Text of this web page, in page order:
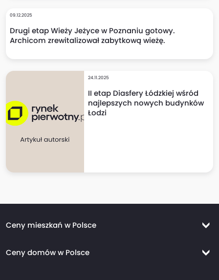
09.12.2025
Drugi etap Wieży Jeżyce w Poznaniu gotowy.
Archicom zrewitalizował zabytkową wieżę.
24.11.2025
II etap Diasfery Łódzkiej wśród
najlepszych nowych budynków
Łodzi
Ceny mieszkań w Polsce
Ceny mieszkań Kraków
Ceny domów w Polsce